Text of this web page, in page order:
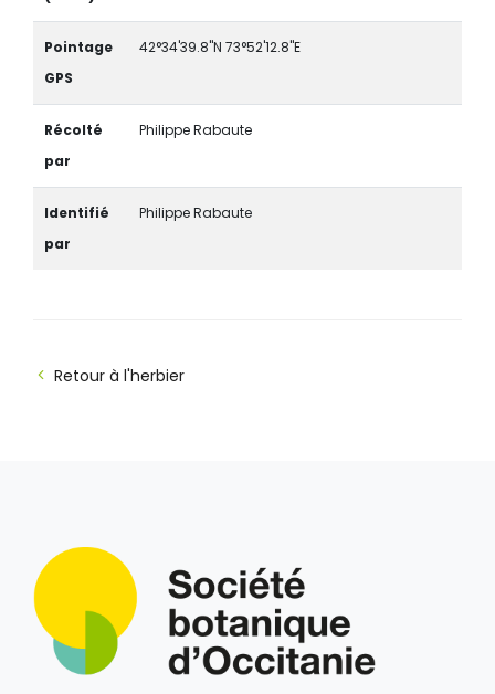
Pointage
GPS
42°34'39.8"N 73°52'12.8"E
Récolté
par
Philippe Rabaute
Identifié
par
Philippe Rabaute
Retour à l'herbier